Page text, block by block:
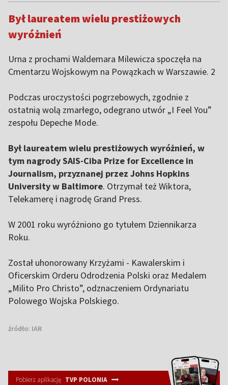
Był laureatem wielu prestiżowych
wyróżnień
Urna z prochami Waldemara Milewicza spoczęła na
Cmentarzu Wojskowym na Powązkach w Warszawie. 2
Podczas uroczystości pogrzebowych, zgodnie z
ostatnią wolą zmarłego, odegrano utwór „I Feel You”
zespołu Depeche Mode.
Był laureatem wielu prestiżowych wyróżnień, w
tym nagrody SAIS-Ciba Prize for Excellence in
Journalism, przyznanej przez Johns Hopkins
University w Baltimore. Otrzymał też Wiktora,
Telekamerę i nagrodę Grand Press.
W 2001 roku wyróżniono go tytułem Dziennikarza
Roku.
Został uhonorowany Krzyżami - Kawalerskim i
Oficerskim Orderu Odrodzenia Polski oraz Medalem
„Milito Pro Christo”, odznaczeniem Ordynariatu
Polowego Wojska Polskiego.
źródło: IAR
Pobierz aplikację TVP POLONIA